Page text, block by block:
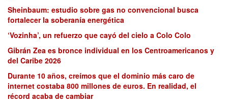
Sheinbaum: estudio sobre gas no convencional busca
fortalecer la soberanía energética
‘Vozinha’, un refuerzo que cayó del cielo a Colo Colo
Gibrán Zea es bronce individual en los Centroamericanos y
del Caribe 2026
Durante 10 años, creímos que el dominio más caro de
internet costaba 800 millones de euros. En realidad, el
récord acaba de cambiar